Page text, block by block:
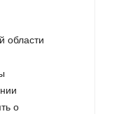
области
о